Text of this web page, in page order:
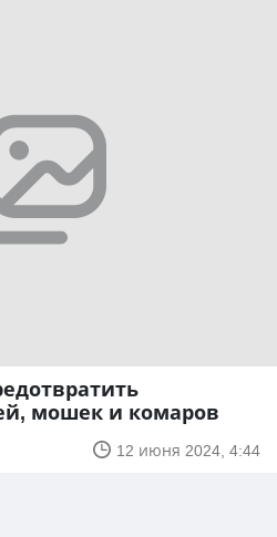
мошек и комаров
12 июня 2024, 4:44